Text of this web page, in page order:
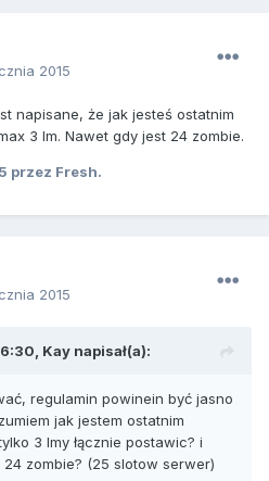
2015
napisane, że jak jesteś ostatnim
3 lm. Nawet gdy jest 24 zombie.
przez Fresh.
2015
Kay napisał(a):
regulamin powinein być jasno
jak jestem ostatnim
3 lmy łącznie postawic? i
zombie? (25 slotow serwer)